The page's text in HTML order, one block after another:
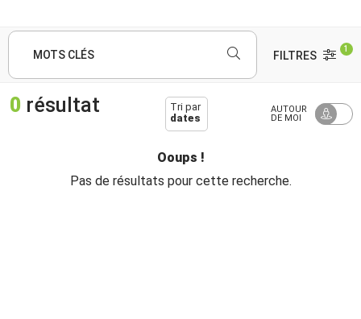
MOTS CLÉS FILTRES
1
0 résultat
Tri par
dates
AUTOUR
DE MOI
Ooups !
Pas de résultats pour cette recherche.